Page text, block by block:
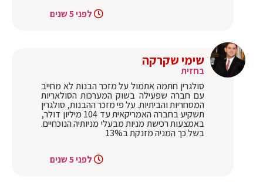
לפני 5 שנים
שימי שקרקה
בחזית
סולגרין חתמה אתמול על מזכר הבנות לא מחייב
עם חברה שפעילה בשוק המערכות הסולאריות
המסחריות והביתיות. על פי מזכר ההבנות, סולגרין
תשקיע בחברה האמריקאית עד 104 מיליון דולר,
באמצעות רכישת מניות מבעלי מניותיה הנוכחיים.
בשל כך המניה מזנקת ב13%
לפני 5 שנים